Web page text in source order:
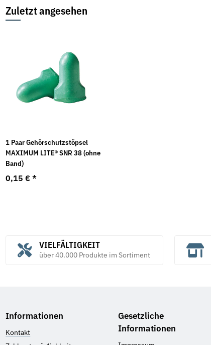
Zuletzt angesehen
1 Paar Gehörschutzstöpsel
MAXIMUM LITE® SNR 38 (ohne
Band)
0,15 €*
VIELFÄLTIGKEIT
über 40.000 Produkte im Sortiment
Informationen
Kontakt
Gesetzliche
Informationen